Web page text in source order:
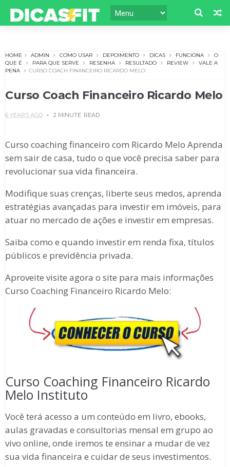
HOME ADMIN COMO USAR DEPOIMENTO DICAS FUNCIONA
O
QUE É
PARA QUE SERVE RESENHA RESULTADO REVIEW
VALE A
PENA
CURSO COACH FINANCEIRO RICARDO MELO
Curso Coach Financeiro Ricardo Melo
6 YEARS AGO 2 MINUTE READ
Curso coaching financeiro com Ricardo Melo Aprenda
sem sair de casa, tudo o que você precisa saber para
revolucionar sua vida financeira.
Modifique suas crenças, liberte seus medos, aprenda
estratégias avançadas para investir em imóveis, para
atuar no mercado de ações e investir em empresas.
Saiba como e quando investir em renda fixa, títulos
públicos e previdência privada.
Aproveite visite agora o site para mais informações
Curso Coaching Financeiro Ricardo Melo:
Curso Coaching Financeiro Ricardo
Melo Instituto
Você terá acesso a um conteúdo em livro, ebooks,
aulas gravadas e consultorias mensal em grupo ao
vivo online, onde iremos te ensinar a mudar de vez
sua vida financeira e cuidar de seus investimentos.